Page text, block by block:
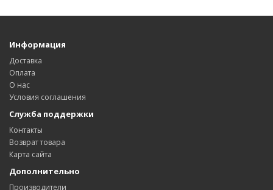
Информация
Доставка
Оплата
О нас
Условия соглашения
Служба поддержки
Контакты
Возврат товара
Карта сайта
Дополнительно
Производители